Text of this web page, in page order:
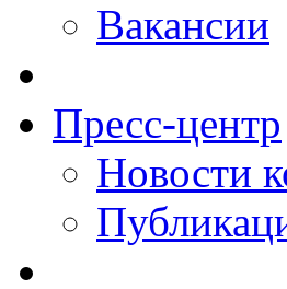
Вакансии
Пресс-центр
Новости